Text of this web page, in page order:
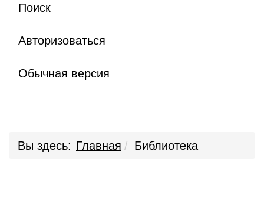
Поиск
Авторизоваться
Обычная версия
Вы здесь: Главная Библиотека